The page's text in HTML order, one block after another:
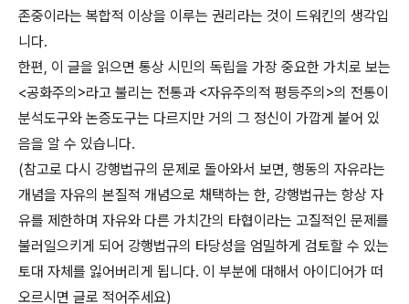
존중이라는 복합적 이상을 이루는 권리라는 것이 드워킨의 생각입
니다.
한편, 이 글을 읽으면 통상 시민의 독립을 가장 중요한 가치로 보는
<공화주의>라고 불리는 전통과 <자유주의적 평등주의>의 전통이
분석도구와 논증도구는 다르지만 거의 그 정신이 가깝게 붙어 있
음을 알 수 있습니다.
(참고로 다시 강행법규의 문제로 돌아와서 보면, 행동의 자유라는
개념을 자유의 본질적 개념으로 채택하는 한, 강행법규는 항상 자
유를 제한하며 자유와 다른 가치간의 타협이라는 고질적인 문제를
불러일으키게 되어 강행법규의 타당성을 엄밀하게 검토할 수 있는
토대 자체를 잃어버리게 됩니다. 이 부분에 대해서 아이디어가 떠
오르시면 글로 적어주세요)